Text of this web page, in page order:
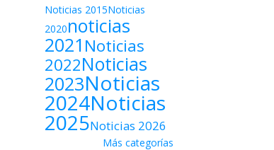
Noticias 2015Noticias
2020noticias
2021Noticias
2022Noticias
2023Noticias
2024Noticias
2025Noticias 2026
Más categorías